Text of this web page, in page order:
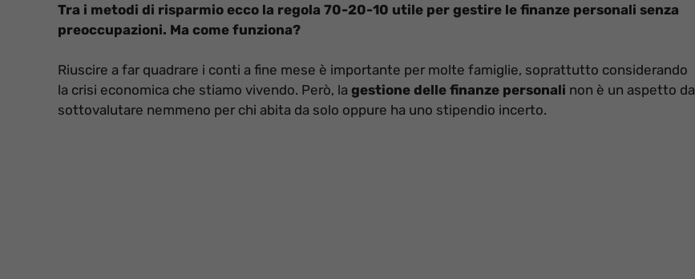
Tra i metodi di risparmio ecco la regola 70-20-10 utile per gestire le finanze personali senza
preoccupazioni. Ma come funziona?
Riuscire a far quadrare i conti a fine mese è importante per molte famiglie, soprattutto considerando
la crisi economica che stiamo vivendo. Però, la gestione delle finanze personali non è un aspetto da
sottovalutare nemmeno per chi abita da solo oppure ha uno stipendio incerto.